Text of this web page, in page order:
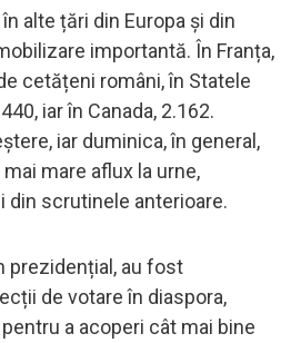
alte țări din Europa și din
importantă. În Franța,
cetățeni români, în Statele
iar în Canada, 2.162.
iar duminica, în general,
mare aflux la urne,
scrutinele anterioare.
prezidențial, au fost
de votare în diaspora,
a acoperi cât mai bine